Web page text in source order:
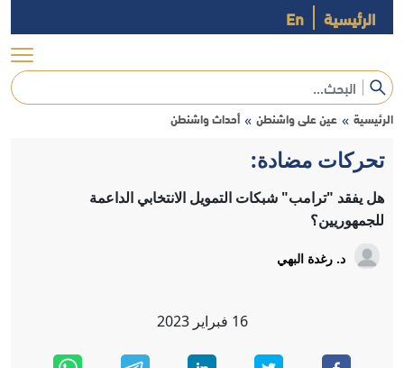
الرئيسية En
الرئيسية » عين على واشنطن » أحداث واشنطن
تحركات مضادة:
هل يفقد "ترامب" شبكات التمويل الانتخابي الداعمة
للجمهوريين؟
د. رغدة البهي
16 فبراير 2023